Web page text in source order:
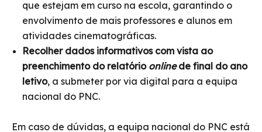
que estejam em curso na escola, garantindo o
envolvimento de mais professores e alunos em
atividades cinematográficas.
Recolher dados informativos com vista ao
preenchimento do relatório onlinede final do ano
letivo, a submeter por via digital para a equipa
nacional do PNC.
Em caso de dúvidas, a equipa nacional do PNC está